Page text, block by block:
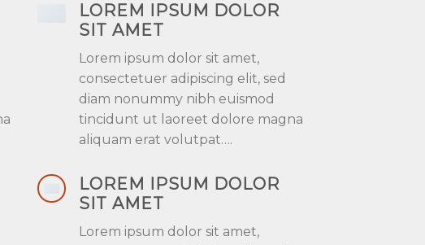
LOREM IPSUM DOLOR
SIT AMET
Lorem ipsum dolor sit amet,
consectetuer adipiscing elit, sed
diam nonummy nibh euismod
tincidunt ut laoreet dolore magna
aliquam erat volutpat….
LOREM IPSUM DOLOR
SIT AMET
Lorem ipsum dolor sit amet,